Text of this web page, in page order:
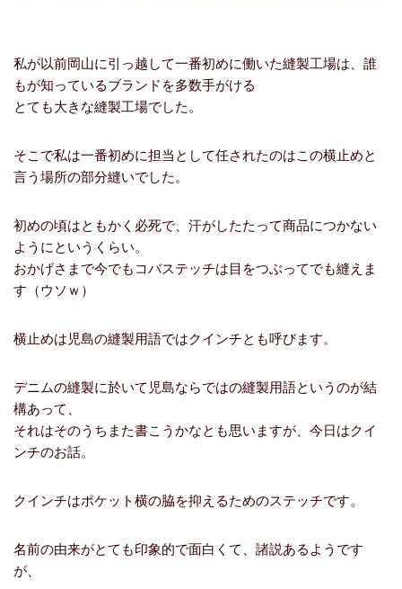
私が以前岡山に引っ越して一番初めに働いた縫製工場は、誰
もが知っているブランドを多数手がける
とても大きな縫製工場でした。
そこで私は一番初めに担当として任されたのはこの横止めと
言う場所の部分縫いでした。
初めの頃はともかく必死で、汗がしたたって商品につかない
ようにというくらい。
おかげさまで今でもコバステッチは目をつぶってでも縫えま
す（ウソｗ）
横止めは児島の縫製用語ではクインチとも呼びます。
デニムの縫製に於いて児島ならではの縫製用語というのが結
構あって、
それはそのうちまた書こうかなとも思いますが、今日はクイ
ンチのお話。
クインチはポケット横の脇を抑えるためのステッチです。
名前の由来がとても印象的で面白くて、諸説あるようです
が、